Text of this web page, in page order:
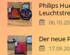
Philips
Der neue